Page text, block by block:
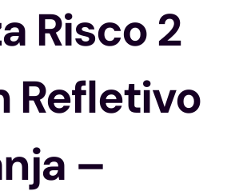
Risco 2
Refletivo
–